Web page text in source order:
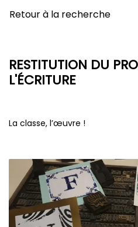
Retour à la recherche
RESTITUTION DU
L'ÉCRITURE
La classe, l’œuvre !